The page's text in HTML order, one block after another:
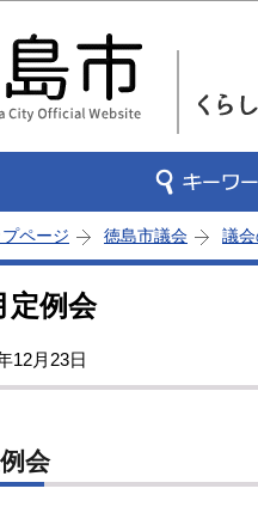
プページ 徳島市議会 議
定例会
12月23日
会